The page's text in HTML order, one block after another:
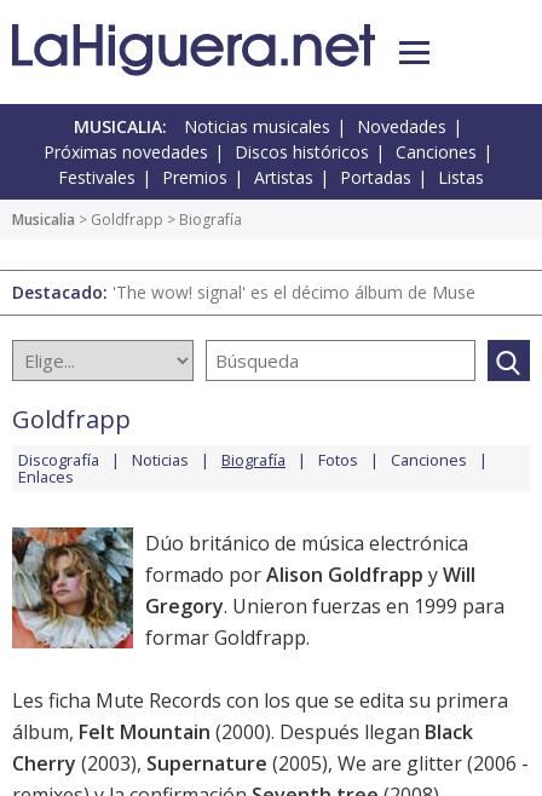
MUSICALIA: Noticias musicales
Novedades
Próximas novedades
Discos históricos
Canciones
Festivales
Premios Artistas Portadas Listas
Musicalia > Goldfrapp > Biografía
Destacado: 'The wow! signal' es el décimo álbum de Muse
Goldfrapp
Discografía Noticias Biografía Fotos Canciones
Enlaces
Dúo británico de música electrónica
formado porAlison Goldfrapp yWill
Gregory. Unieron fuerzas en 1999 para
formar Goldfrapp.
Les ficha Mute Records con los que se edita su primera
álbum, Felt Mountain (2000). Después llegan Black
Cherry (2003), Supernature (2005), We are glitter (2006 -